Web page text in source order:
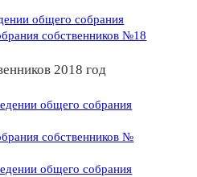
общего собрания
собственников №18
2018 год
общего собрания
собственников №
общего собрания